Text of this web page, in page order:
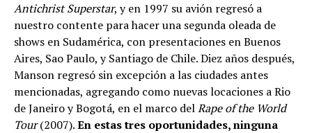
Antichrist Superstar, y en 1997 su avión regresó a
nuestro contente para hacer una segunda oleada de
shows en Sudamérica, con presentaciones en Buenos
Aires, Sao Paulo, y Santiago de Chile. Diez años después,
Manson regresó sin excepción a las ciudades antes
mencionadas, agregando como nuevas locaciones a Rio
de Janeiro y Bogotá, en el marco delRape of the World
Tour(2007).En estas tres oportunidades, ninguna